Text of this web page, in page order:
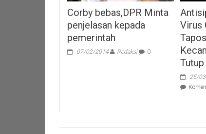
Corby bebas,DPR Minta
penjelasan kepada
pemerintah
07/02/2014 Redaksi 0
Virus
25/